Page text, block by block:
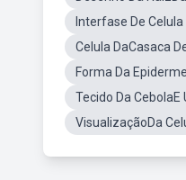
Interfase De
Celula DaCasaca
Forma Da
Tecido Da CebolaE
VisualizaçãoDa